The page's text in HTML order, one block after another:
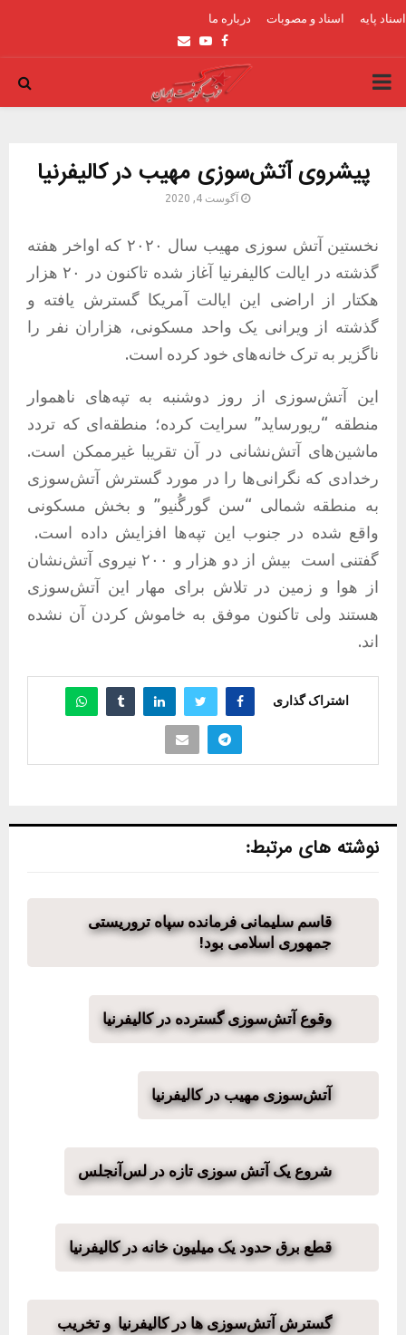
اسناد پایه اسناد و مصوبات درباره ما
Facebook
Youtube
Email
PRIMARY
پیشروی آتش‌سوزی مهیب در کالیفرنیا
آگوست 4, 2020
نخستین آتش سوزی مهیب سال ۲۰۲۰ که اواخر هفته
گذشته در ایالت کالیفرنیا آغاز شده تاکنون در ۲۰ هزار
هکتار از اراضی این ایالت آمریکا گسترش یافته و
گذشته از ویرانی یک واحد مسکونی، هزاران نفر را
ناگزیر به ترک خانه‌های خود کرده است.
این آتش‌سوزی از روز دوشنبه به تپه‌های ناهموار
منطقه “ریورساید” سرایت کرده؛ منطقه‌ای که تردد
ماشین‌های آتش‌نشانی در آن تقریبا غیرممکن است.
رخدادی که نگرانی‌ها را در مورد گسترش آتش‌سوزی
به منطقه شمالی “سن گورگُنیو” و بخش مسکونی
واقع شده در جنوب این تپه‌ها افزایش داده است.
گفتنی است
بیش از دو هزار و ۲۰۰ نیروی آتش‌نشان
از هوا و زمین در تلاش برای مهار این آتش‌سوزی
هستند ولی تاکنون موفق به خاموش کردن آن نشده
اند.
اشتراک گذاری
نوشته های مرتبط:
قاسم سلیمانی فرمانده سپاه تروریستی
جمهوری اسلامی بود!
وقوع آتش‌سوزی گسترده در کالیفرنیا
آتش‌سوزی مهیب در کالیفرنیا
شروع یک آتش سوزی تازه در لس‌آنجلس
قطع برق حدود یک میلیون خانه در کالیفرنیا
گسترش آتش‌سوزی ها در کالیفرنیا و تخریب